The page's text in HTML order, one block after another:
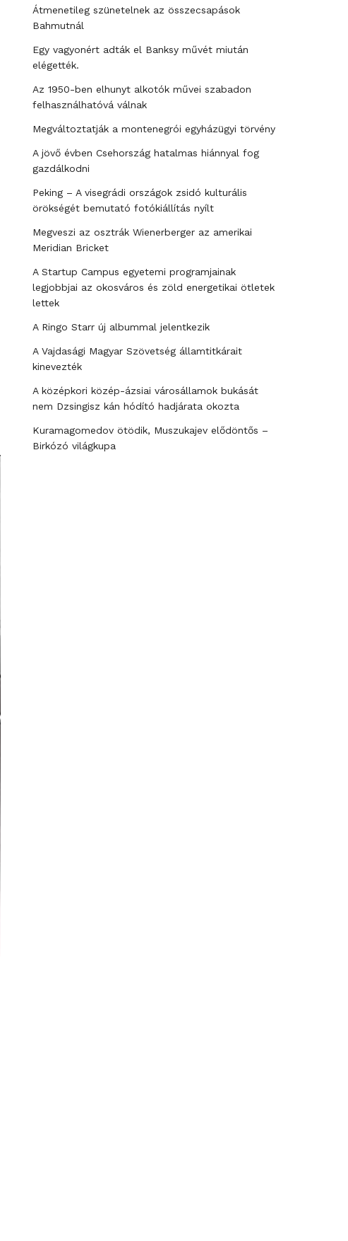
Átmenetileg szünetelnek az összecsapások
Bahmutnál
Egy vagyonért adták el Banksy művét miután
elégették.
Az 1950-ben elhunyt alkotók művei szabadon
felhasználhatóvá válnak
Megváltoztatják a montenegrói egyházügyi törvény
A jövő évben Csehország hatalmas hiánnyal fog
gazdálkodni
Peking – A visegrádi országok zsidó kulturális
örökségét bemutató fotókiállítás nyílt
Megveszi az osztrák Wienerberger az amerikai
Meridian Bricket
A Startup Campus egyetemi programjainak
legjobbjai az okosváros és zöld energetikai ötletek
lettek
A Ringo Starr új albummal jelentkezik
A Vajdasági Magyar Szövetség államtitkárait
kinevezték
A középkori közép-ázsiai városállamok bukását
nem Dzsingisz kán hódító hadjárata okozta
Kuramagomedov ötödik, Muszukajev elődöntős –
Birkózó világkupa